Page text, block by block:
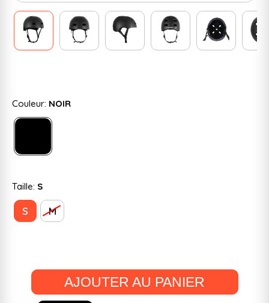
Couleur: NOIR
Taille: S
S M
AJOUTER AU PANIER